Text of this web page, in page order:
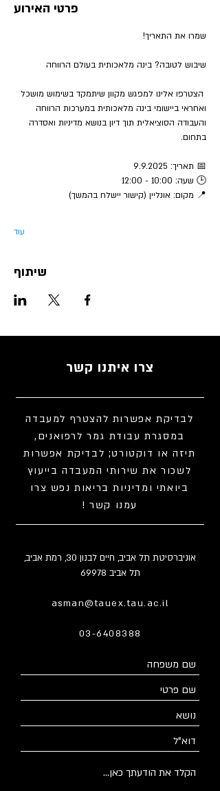
פרטי האירוע
שמרו את התאריך!
שיבוש לטובה? בינה מלאכותית בעולם הרווחה
הצטרפו אלינו למפגש מקוון שיתמקד בשימוש מושכל
ואחראי ביישומי בינה מלאכותית במערכות הרווחה
והעבודה הסוציאלית תוך דיון בנושא מדיניות ואסדרה
בתחום.
📅 תאריך: 9.9.2025
🕒 שעה: 10:00 - 12:00
📍 מקום: אונליין (קישור יישלח בהמשך)
עוד
שיתוף
צרו איתנו קשר
לבדיקת אפשרות להצטרף למעבדה
במסגרת עבודת גמר לרפואנים,
תיזה או דוקטורט; לבדיקת אפשרות
לשכור את שירותי המעבדה בייעוץ
ביואתי ומדיניות בריאות נפש צרו
עמנו קשר !
אוניברסיטת תל אביב, חיים לבנון 30, רמת אביב,
תל אביב 69978
asman@tauex.tau.ac.il
03-6408388